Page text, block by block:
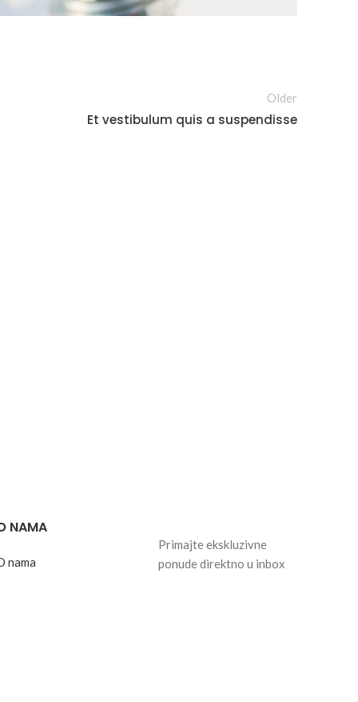
Older
Et vestibulum quis a suspendisse
NAMA
nama
Primajte ekskluzivne
ponude direktno u inbox